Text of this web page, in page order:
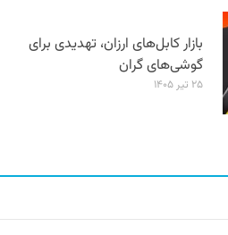
بازار کابل‌های ارزان، تهدیدی برای
گوشی‌های گران
۲۵ تیر ۱۴۰۵